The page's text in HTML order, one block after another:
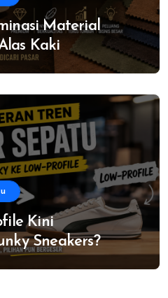
Material
Kaki
Kini
Sneakers?